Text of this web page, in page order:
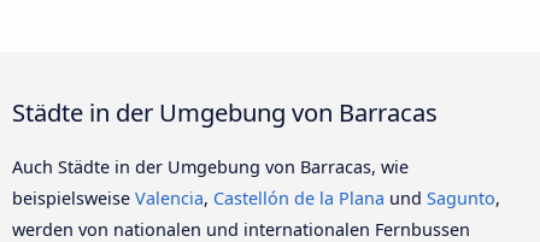
Städte in der Umgebung von Barracas
Auch Städte in der Umgebung von Barracas, wie
beispielsweise Valencia, Castellón de la Plana und Sagunto,
werden von nationalen und internationalen Fernbussen